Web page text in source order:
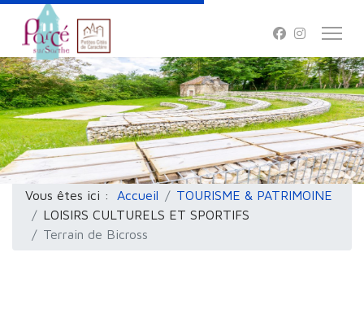
Vous êtes ici : Accueil
TOURISME & PATRIMOINE
LOISIRS CULTURELS ET SPORTIFS
Terrain de Bicross